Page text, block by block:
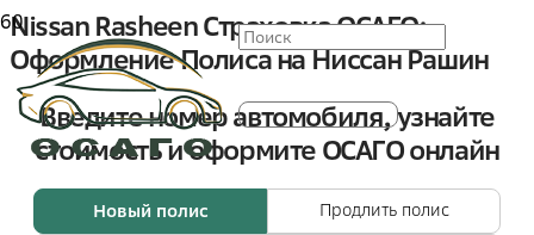
Nissan Rasheen Страховка ОСАГО:
Оформление Полиса на Ниссан Рашин